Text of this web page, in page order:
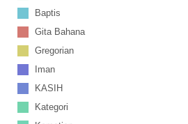
Baptis
Gita Bahana
Gregorian
Iman
KASIH
Kategori